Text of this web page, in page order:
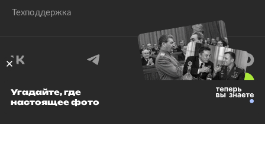
Техподдержка
© 1999–2026 Все права защищены.
Угадайте, где
настоящее фото